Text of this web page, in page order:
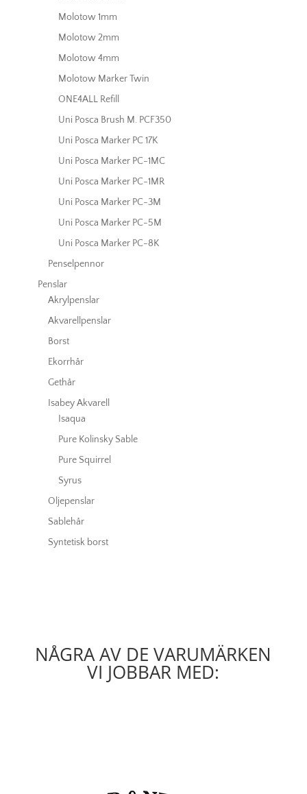
Molotow 1mm
Molotow 2mm
Molotow 4mm
Molotow Marker Twin
ONE4ALL Refill
Uni Posca Brush M. PCF350
Uni Posca Marker PC 17K
Uni Posca Marker PC-1MC
Uni Posca Marker PC-1MR
Uni Posca Marker PC-3M
Uni Posca Marker PC-5M
Uni Posca Marker PC-8K
Penselpennor
Penslar
Akrylpenslar
Akvarellpenslar
Borst
Ekorrhår
Gethår
Isabey Akvarell
Isaqua
Pure Kolinsky Sable
Pure Squirrel
Syrus
Oljepenslar
Sablehår
Syntetisk borst
NÅGRA AV DE VARUMÄRKEN
VI JOBBAR MED: